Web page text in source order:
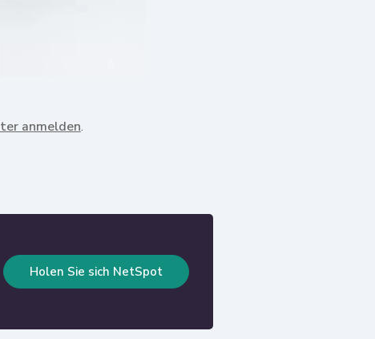
anmelden.
Holen Sie sich NetSpot